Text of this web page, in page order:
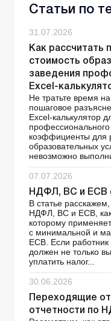
Статьи по
31.07.2026
Как рассчитать
стоимость
заведения
Excel-
Не тратьте время
пошаговое
Excel-калькулятор
коэффициенты для
образовательных
невозможно
07.07.2026
НДФЛ, ВС и ЕСВ
В статье
НДФЛ, ВС и ЕСВ,
которому
с минимальной и
ЕСВ. Если работник
должен не только
уплатить налог...
30.06.2026
Переходящие
отчетности по